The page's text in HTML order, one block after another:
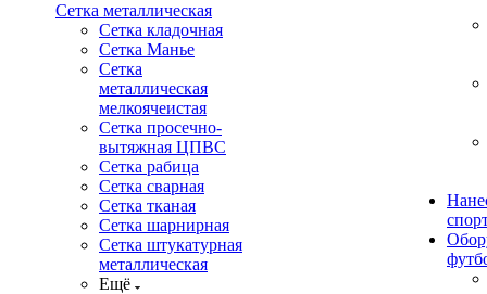
Сетка металлическая
Сетка кладочная
Сетка Манье
Сетка
металлическая
мелкоячеистая
Сетка просечно-
вытяжная ЦПВС
Сетка рабица
Сетка сварная
Сетка тканая
Сетка шарнирная
Сетка штукатурная
металлическая
Ещё